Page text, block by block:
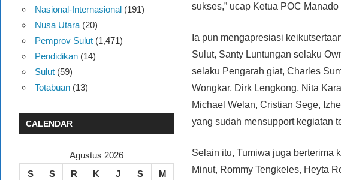
sukses,” ucap Ketua POC Manado
Ia pun mengapresiasi
Sulut, Santy Luntungan selaku
selaku Pengarah giat, Charles
Wongkar, Dirk Lengkong, Nita
Michael Welan, Cristian Sege,
yang sudah mensupport kegiatan
Selain itu, Tumiwa juga berterima
Minut, Rommy Tengkeles, Heyta
Nasional-Internasional(191)
Nusa Utara(20)
Pemprov Sulut(1,471)
Pendidikan(14)
Sulut(59)
Totabuan(13)
CALENDAR
Agustus 2026
S
S R K J S M